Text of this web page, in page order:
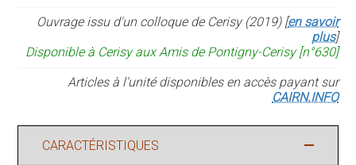
Ouvrage issu d'un colloque de Cerisy (2019) [en savoir
plus]
Disponible à Cerisy aux Amis de Pontigny-Cerisy [n°630]
Articles à l'unité disponibles en accès payant sur
CAIRN.INFO
CARACTÉRISTIQUES